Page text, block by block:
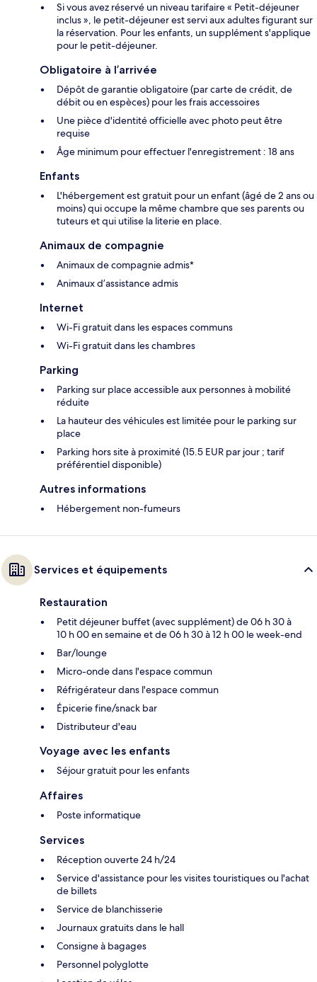
Si vous avez réservé un niveau tarifaire « Petit-déjeuner
inclus », le petit-déjeuner est servi aux adultes figurant sur
la réservation. Pour les enfants, un supplément s'applique
pour le petit-déjeuner.
Obligatoire à l’arrivée
Dépôt de garantie obligatoire (par carte de crédit, de
débit ou en espèces) pour les frais accessoires
Une pièce d'identité officielle avec photo peut être
requise
Âge minimum pour effectuer l'enregistrement : 18 ans
Enfants
L'hébergement est gratuit pour un enfant (âgé de 2 ans ou
moins) qui occupe la même chambre que ses parents ou
tuteurs et qui utilise la literie en place.
Animaux de compagnie
Animaux de compagnie admis*
Animaux d’assistance admis
Internet
Wi-Fi gratuit dans les espaces communs
Wi-Fi gratuit dans les chambres
Parking
Parking sur place accessible aux personnes à mobilité
réduite
La hauteur des véhicules est limitée pour le parking sur
place
Parking hors site à proximité (15.5 EUR par jour ; tarif
préférentiel disponible)
Autres informations
Hébergement non-fumeurs
Services et équipements
Restauration
Petit déjeuner buffet (avec supplément) de 06 h 30 à
10 h 00 en semaine et de 06 h 30 à 12 h 00 le week-end
Bar/lounge
Micro-onde dans l'espace commun
Réfrigérateur dans l'espace commun
Épicerie fine/snack bar
Distributeur d'eau
Voyage avec les enfants
Séjour gratuit pour les enfants
Affaires
Poste informatique
Services
Réception ouverte 24 h/24
Service d'assistance pour les visites touristiques ou l'achat
de billets
Service de blanchisserie
Journaux gratuits dans le hall
Consigne à bagages
Personnel polyglotte